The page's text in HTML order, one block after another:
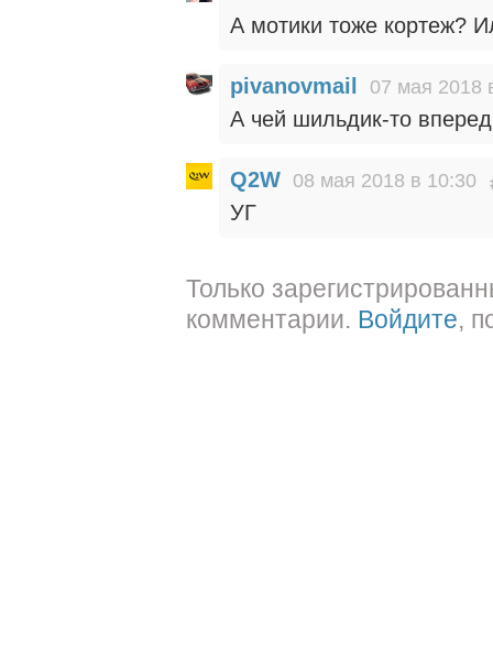
А мотики тоже кортеж?
pivanovmail 07 мая 2018
А чей шильдик-то
Q2W 08 мая 2018 в 10:30
УГ
Только
комментарии. Войдите,